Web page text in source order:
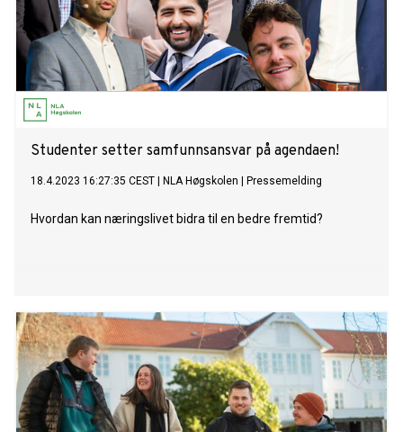
Studenter setter samfunnsansvar på agendaen!
18.4.2023 16:27:35 CEST NLA Høgskolen Pressemelding
Hvordan kan næringslivet bidra til en bedre fremtid?